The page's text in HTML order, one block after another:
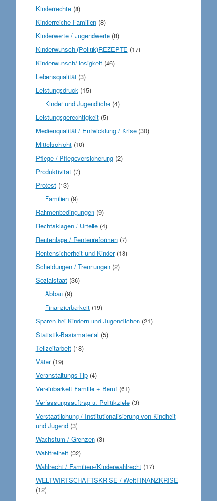
Kinderrechte(8)
Kinderreiche Familien(8)
Kinderwerte / Jugendwerte(8)
Kinderwunsch-(Politik)REZEPTE (17)
Kinderwunsch/-losigkeit(46)
Lebensqualität(3)
Leistungsdruck(15)
Kinder und Jugendliche (4)
Leistungsgerechtigkeit(5)
Medienqualität / Entwicklung / Krise(30)
Mittelschicht(10)
Pflege / Pflegeversicherung(2)
Produktivität(7)
Protest(13)
Familien (9)
Rahmenbedingungen(9)
Rechtsklagen / Urteile(4)
Rentenlage / Rentenreformen(7)
Rentensicherheit und Kinder(18)
Scheidungen / Trennungen(2)
Sozialstaat(36)
Abbau (9)
Finanzierbarkeit (19)
Sparen bei Kindern und Jugendlichen(21)
Statistik-Basismaterial (5)
Teilzeitarbeit(18)
Väter(19)
Veranstaltungs-Tip(4)
Vereinbarkeit Familie + Beruf(61)
Verfassungsauftrag u. Politikziele(3)
Verstaatlichung / Institutionalisierung von Kindheit
und Jugend(3)
Wachstum / Grenzen(3)
Wahlfreiheit(32)
Wahlrecht / Familien-/Kinderwahlrecht(17)
WELTWIRTSCHAFTSKRISE / WeltFINANZKRISE
(12)